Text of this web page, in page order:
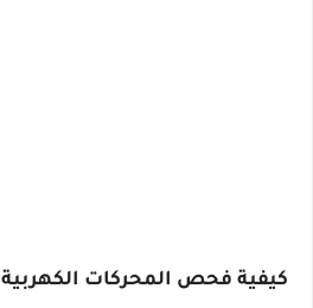
كيفية فحص المحركات الكهربية